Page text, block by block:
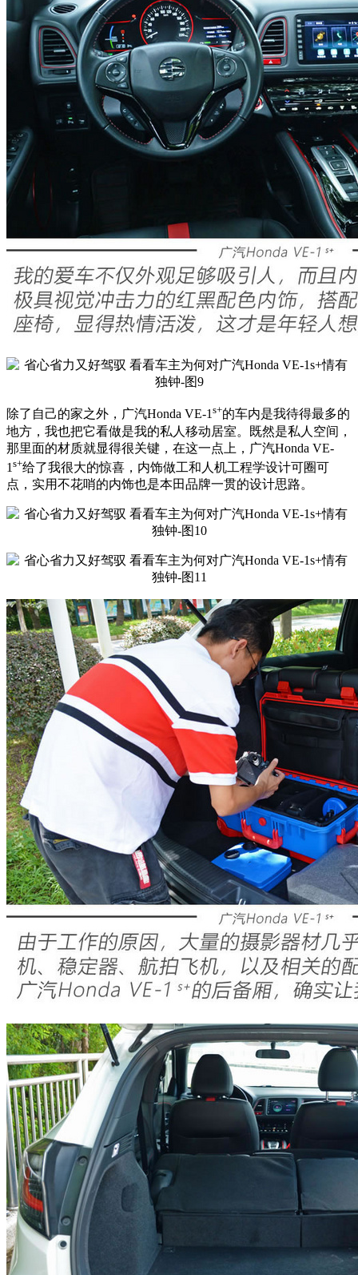
除了自己的家之外，广汽Honda VE-1s+的车内是我待得最多的
地方，我也把它看做是我的私人移动居室。既然是私人空间，
那里面的材质就显得很关键，在这一点上，广汽Honda VE-
1 s+给了我很大的惊喜，内饰做工和人机工程学设计可圈可
点，实用不花哨的内饰也是本田品牌一贯的设计思路。